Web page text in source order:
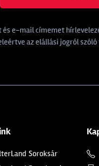
és e-mail címemet
az elállási jogról
Soroksár